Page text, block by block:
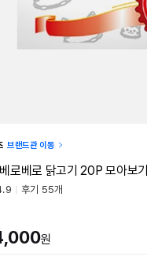
브랜드관 이동
로베로 닭고기 20P 모아보기
후기 55개
원